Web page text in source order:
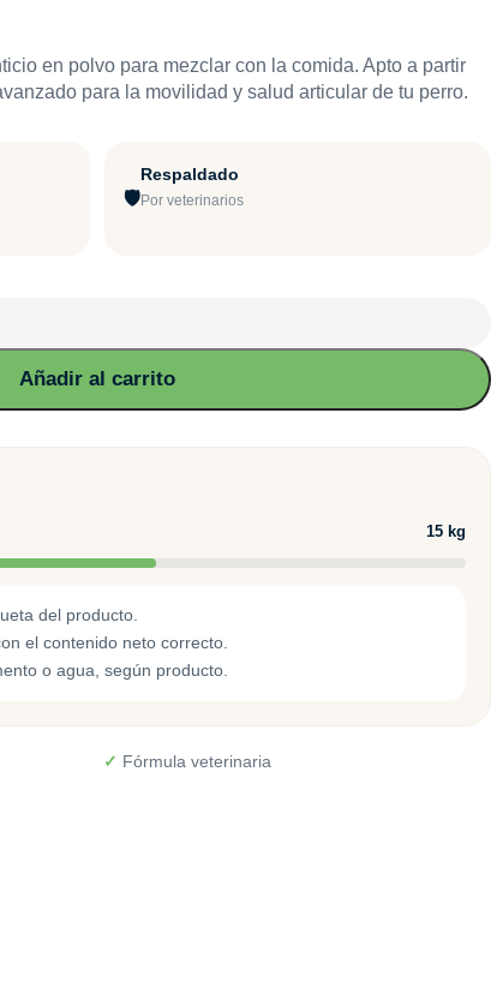
en polvo para mezclar con la comida. Apto a partir
para la movilidad y salud articular de tu perro.
🛡
Respaldado
Por veterinarios
Añadir al carrito
15 kg
del producto.
el contenido neto correcto.
o agua, según producto.
✓ Fórmula veterinaria